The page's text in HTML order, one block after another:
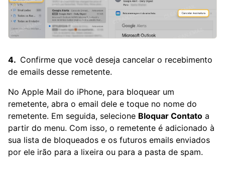
Confirme que você deseja cancelar o recebimento
de emails desse remetente.
No Apple Mail do iPhone, para bloquear um
remetente, abra o email dele e toque no nome do
remetente. Em seguida, selecione Bloquar Contato a
partir do menu. Com isso, o remetente é adicionado à
sua lista de bloqueados e os futuros emails enviados
por ele irão para a lixeira ou para a pasta de spam.